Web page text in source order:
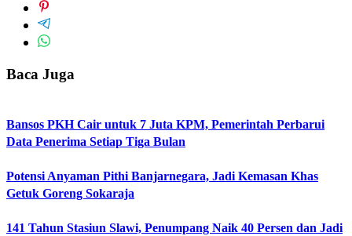
Baca Juga
Bansos PKH Cair untuk 7 Juta KPM, Pemerintah Perbarui
Data Penerima Setiap Tiga Bulan
Potensi Anyaman Pithi Banjarnegara, Jadi Kemasan Khas
Getuk Goreng Sokaraja
141 Tahun Stasiun Slawi, Penumpang Naik 40 Persen dan Jadi